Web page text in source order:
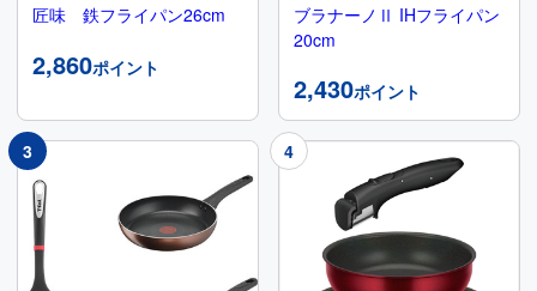
匠味 鉄フライパン26cm
2,860ポイント
ブラナーノⅡ IHフライパン
20cm
2,430ポイント